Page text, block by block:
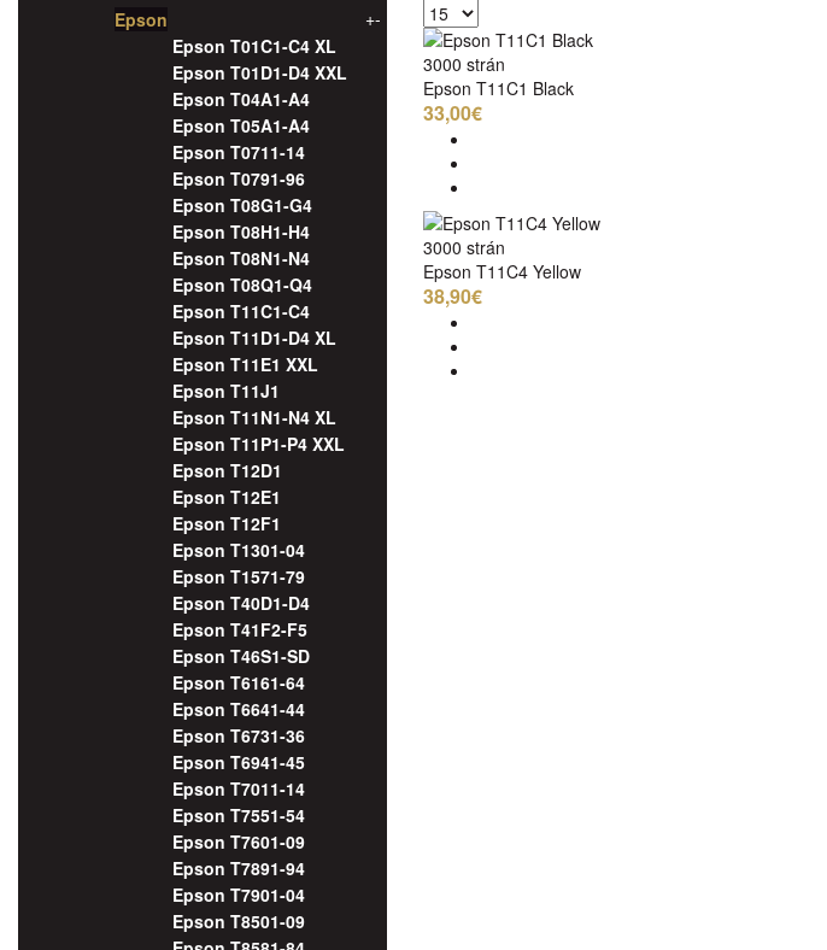
Epson
+-
Epson T01C1-C4 XL
Epson T01D1-D4 XXL
Epson T04A1-A4
Epson T05A1-A4
Epson T0711-14
Epson T0791-96
Epson T08G1-G4
Epson T08H1-H4
Epson T08N1-N4
Epson T08Q1-Q4
Epson T11C1-C4
Epson T11D1-D4 XL
Epson T11E1 XXL
Epson T11J1
Epson T11N1-N4 XL
Epson T11P1-P4 XXL
Epson T12D1
Epson T12E1
Epson T12F1
Epson T1301-04
Epson T1571-79
Epson T40D1-D4
Epson T41F2-F5
Epson T46S1-SD
Epson T6161-64
Epson T6641-44
Epson T6731-36
Epson T6941-45
Epson T7011-14
Epson T7551-54
Epson T7601-09
Epson T7891-94
Epson T7901-04
Epson T8501-09
3000 strán
Epson T11C1 Black
33,00€
3000 strán
Epson T11C4 Yellow
38,90€